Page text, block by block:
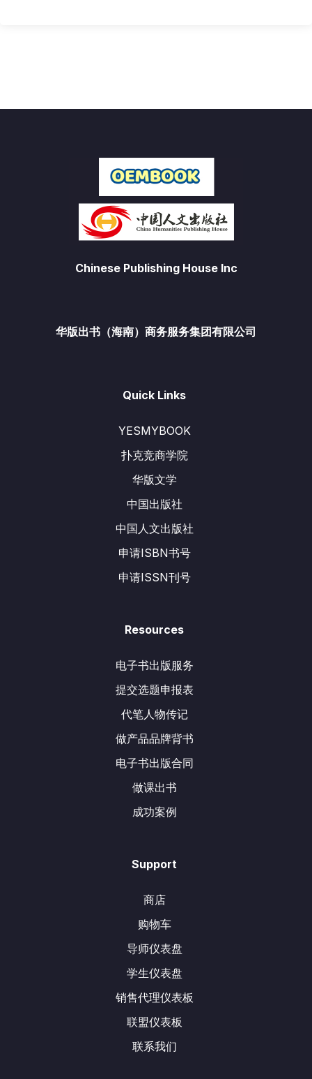
Chinese Publishing House Inc
华版出书（海南）商务服务集团有限公司
Quick Links
YESMYBOOK
扑克竞商学院
华版文学
中国出版社
中国人文出版社
申请ISBN书号
申请ISSN刊号
Resources
电子书出版服务
提交选题申报表
代笔人物传记
做产品品牌背书
电子书出版合同
做课出书
成功案例
Support
商店
购物车
导师仪表盘
学生仪表盘
销售代理仪表板
联盟仪表板
联系我们